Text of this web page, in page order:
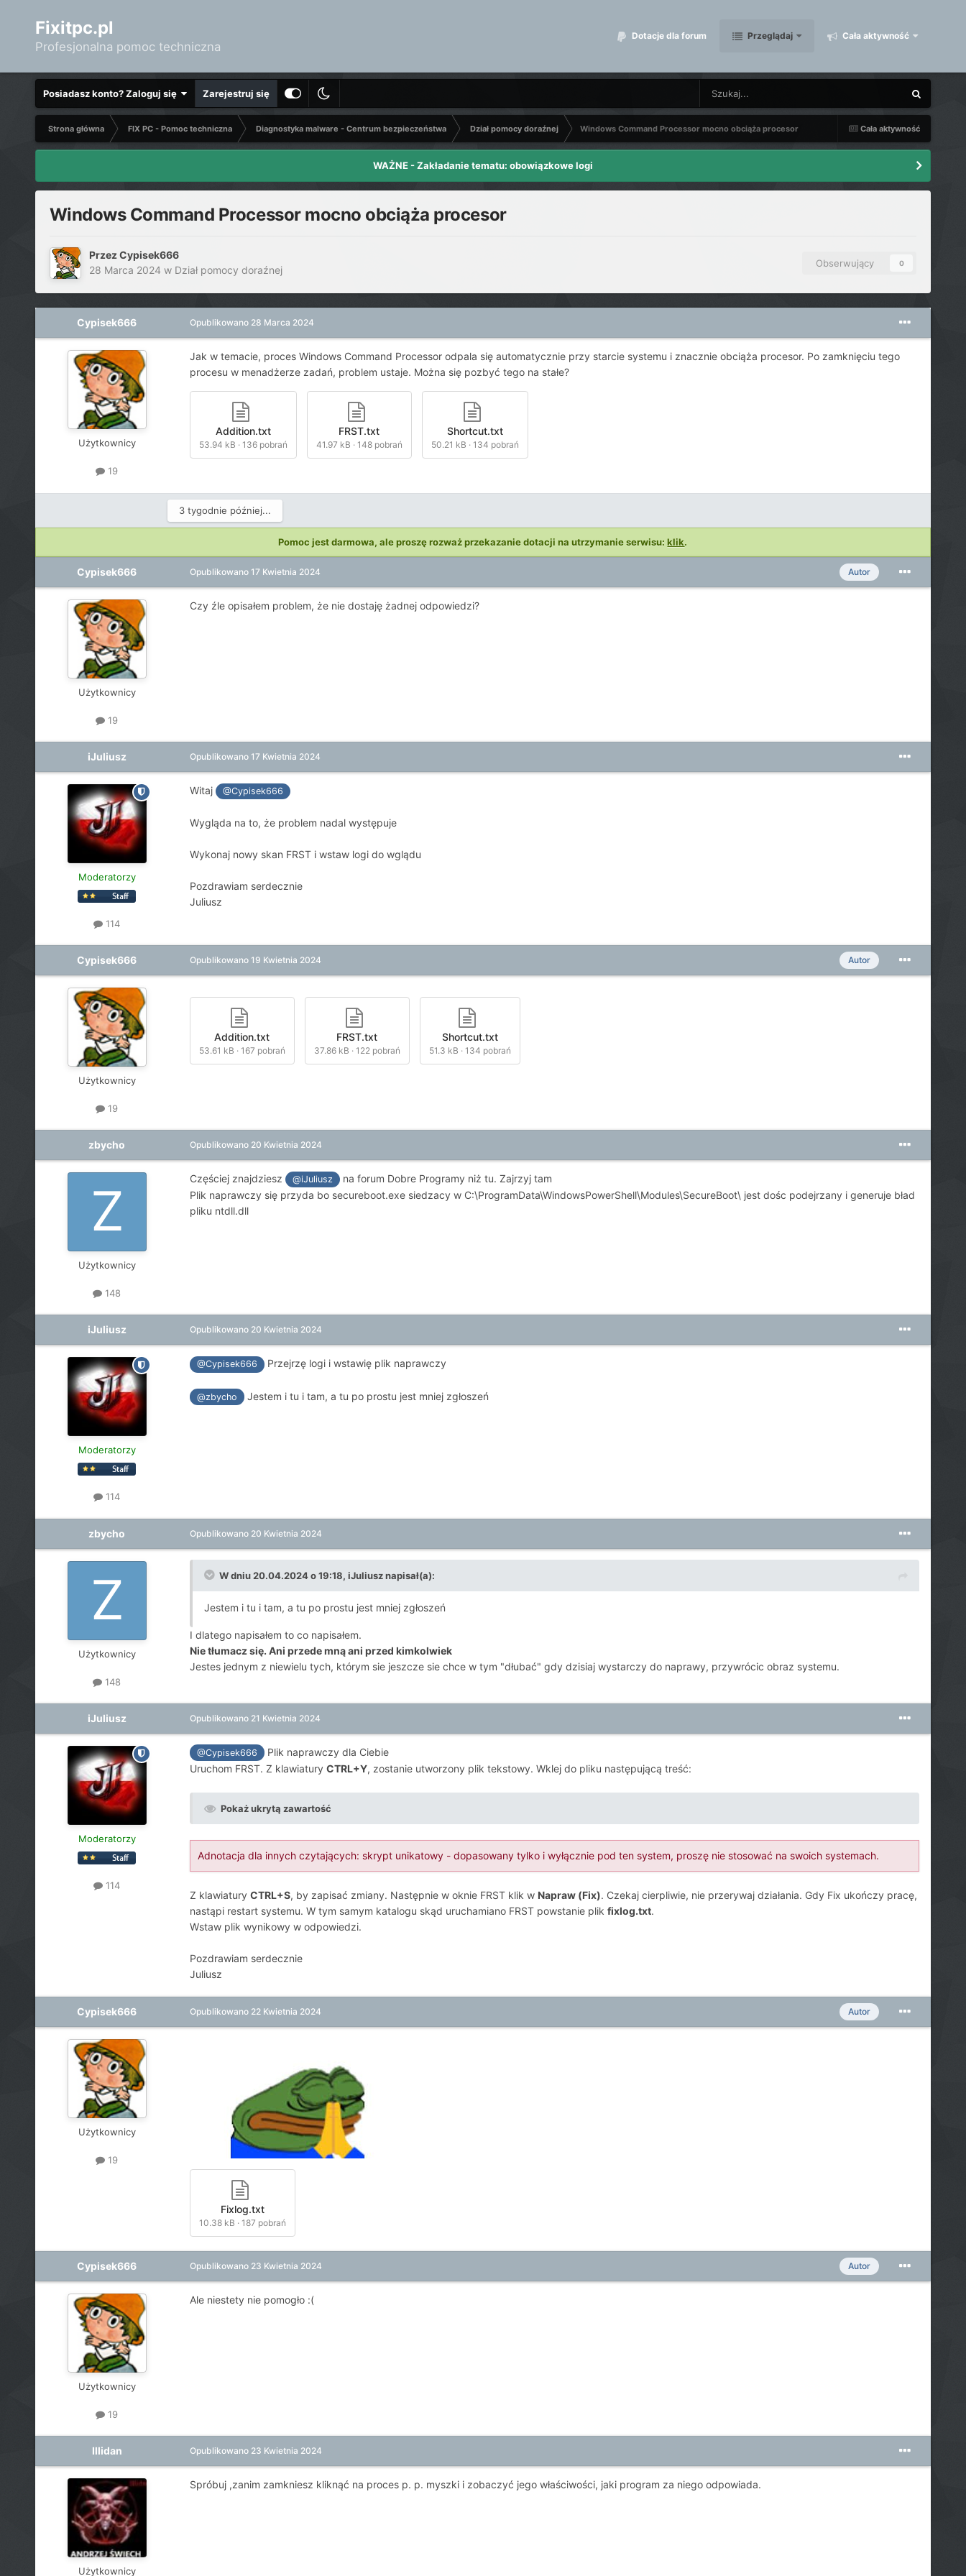
Fixitpc.pl
Profesjonalna pomoc techniczna
Dotacje dla forum Przeglądaj Cała aktywność
Posiadasz konto? Zaloguj się Zarejestruj się
Cała aktywność
Strona główna FIX PC - Pomoc techniczna Diagnostyka malware - Centrum bezpieczeństwa Dział pomocy doraźnej Windows Command Processor mocno obciąża procesor
WAŻNE - Zakładanie tematu: obowiązkowe logi
Windows Command Processor mocno obciąża procesor
PrzezCypisek666
28 Marca 2024 w Dział pomocy doraźnej
Obserwujący 0
Cypisek666
Użytkownicy
19
Opublikowano 28 Marca 2024
Jak w temacie, proces Windows Command Processor odpala się automatycznie przy starcie systemu i znacznie obciąża procesor. Po zamknięciu tego
procesu w menadżerze zadań, problem ustaje. Można się pozbyć tego na stałe?
Addition.txt
53.94 kB · 136 pobrań
FRST.txt
41.97 kB · 148 pobrań
Shortcut.txt
50.21 kB · 134 pobrań
3 tygodnie później...
Pomoc jest darmowa, ale proszę rozważ przekazanie dotacji na utrzymanie serwisu:klik.
Cypisek666
Użytkownicy
19
Autor
Opublikowano 17 Kwietnia 2024
Czy źle opisałem problem, że nie dostaję żadnej odpowiedzi?
iJuliusz
Moderatorzy
114
Opublikowano 17 Kwietnia 2024
Witaj @Cypisek666
Wygląda na to, że problem nadal występuje
Wykonaj nowy skan FRST i wstaw logi do wglądu
Pozdrawiam serdecznie
Juliusz
Cypisek666
Użytkownicy
19
Autor
Opublikowano 19 Kwietnia 2024
Addition.txt
53.61 kB · 167 pobrań
FRST.txt
37.86 kB · 122 pobrań
Shortcut.txt
51.3 kB · 134 pobrań
zbycho
Użytkownicy
148
Opublikowano 20 Kwietnia 2024
Częściej znajdziesz @iJuliusz
na forum Dobre Programy niż tu. Zajrzyj tam
Plik naprawczy się przyda bo secureboot.exe siedzacy w C:\ProgramData\WindowsPowerShell\Modules\SecureBoot\ jest dośc podejrzany i generuje bład
pliku ntdll.dll
iJuliusz
Moderatorzy
114
Opublikowano 20 Kwietnia 2024
@Cypisek666 Przejrzę logi i wstawię plik naprawczy
@zbycho Jestem i tu i tam, a tu po prostu jest mniej zgłoszeń
zbycho
Użytkownicy
148
Opublikowano 20 Kwietnia 2024
W dniu 20.04.2024 o 19:18, iJuliusznapisał(a):
Jestem i tu i tam, a tu po prostu jest mniej zgłoszeń
I dlatego napisałem to co napisałem.
Nie tłumacz się. Ani przede mną ani przed kimkolwiek
Jestes jednym z niewielu tych, którym sie jeszcze sie chce w tym "dłubać" gdy dzisiaj wystarczy do naprawy, przywrócic obraz systemu.
iJuliusz
Moderatorzy
114
Opublikowano 21 Kwietnia 2024
@Cypisek666
Plik naprawczy dla Ciebie
Uruchom FRST. Z klawiatury CTRL+Y, zostanie utworzony plik tekstowy. Wklej do pliku następującą treść:
Pokaż ukrytą zawartość
Adnotacja dla innych czytających: skrypt unikatowy - dopasowany tylko i wyłącznie pod ten system, proszę nie stosować na swoich systemach.
Z klawiatury CTRL+S, by zapisać zmiany. Następnie w oknie FRST klik w Napraw (Fix). Czekaj cierpliwie, nie przerywaj działania. Gdy Fix ukończy pracę,
nastąpi restart systemu. W tym samym katalogu skąd uruchamiano FRST powstanie plik fixlog.txt.
Wstaw plik wynikowy w odpowiedzi.
Pozdrawiam serdecznie
Juliusz
Cypisek666
Użytkownicy
19
Autor
Opublikowano 22 Kwietnia 2024
Fixlog.txt
10.38 kB · 187 pobrań
Cypisek666
Użytkownicy
19
Autor
Opublikowano 23 Kwietnia 2024
Ale niestety nie pomogło :(
Illidan
Użytkownicy
Opublikowano 23 Kwietnia 2024
Spróbuj ,zanim zamkniesz kliknąć na proces p. p. myszki i zobaczyć jego właściwości, jaki program za niego odpowiada.